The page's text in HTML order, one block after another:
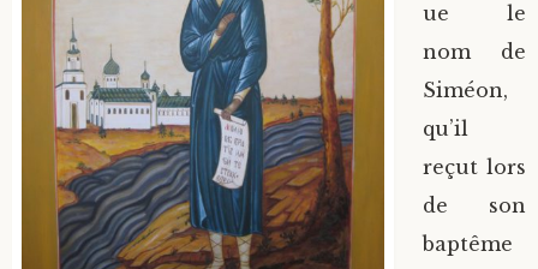
ue le
nom de
Siméon,
qu’il
reçut lors
de son
baptême